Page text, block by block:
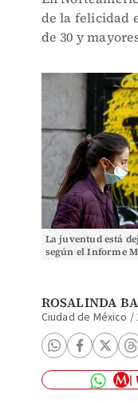
de la felicidad
de 30 y
La juventud está
según el Informe
ROSALINDA
Ciudad de México /